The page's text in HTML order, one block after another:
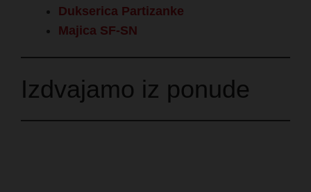
Dukserica Partizanke
Majica SF-SN
Izdvajamo iz ponude